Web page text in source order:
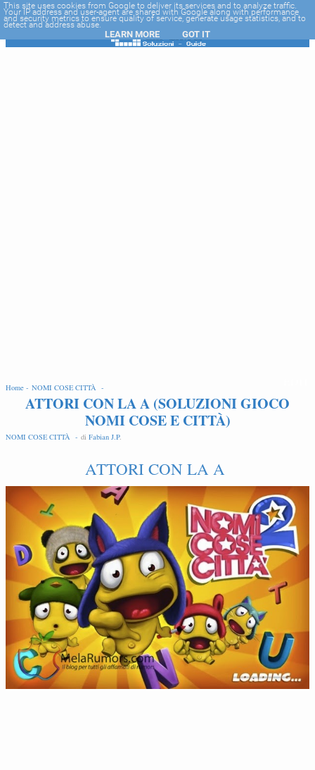
-->
Home - NOMI COSE CITTÀ -
ATTORI CON LA A (SOLUZIONI GIOCO
NOMI COSE E CITTÀ)
NOMI COSE CITTÀ - di Fabian J.P.
ATTORI CON LA A
This site uses cookies from Google to deliver its services and to analyze traffic.
Your IP address and user-agent are shared with Google along with performance
and security metrics to ensure quality of service, generate usage statistics, and to
detect and address abuse.
LEARN MORE GOT IT